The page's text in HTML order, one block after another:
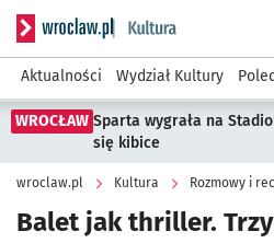
Serwis informacyjny wroclaw.pl
Aktualności Wydział Kultury
WROCŁAW Sparta wygrała na
się kibice
wroclaw.pl Kultura Rozmowy i
Balet jak thriller.